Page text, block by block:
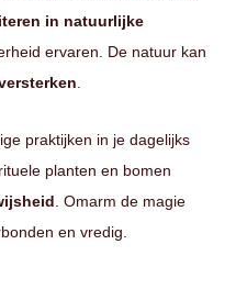
in natuurlijke
ervaren. De natuur kan
praktijken in je dagelijks
planten en bomen
. Omarm de magie
en vredig.